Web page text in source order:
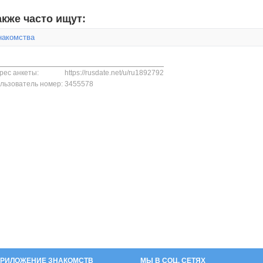
часто ищут:
анкеты:
https://rusdate.net/u/ru1892792
номер: 3455578
ЗНАКОМСТВ МЫ В СОЦ. СЕТЯХ